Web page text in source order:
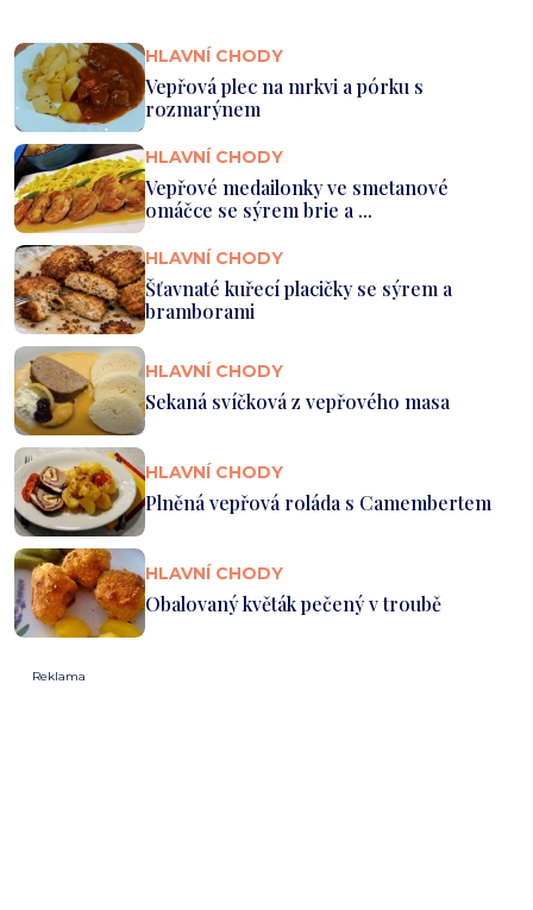
HLAVNÍ CHODY
Vepřová plec na mrkvi a pórku s
rozmarýnem
HLAVNÍ CHODY
Vepřové medailonky ve smetanové
omáčce se sýrem brie a ...
HLAVNÍ CHODY
Šťavnaté kuřecí placičky se sýrem a
bramborami
HLAVNÍ CHODY
Sekaná svíčková z vepřového masa
HLAVNÍ CHODY
Plněná vepřová roláda s Camembertem
HLAVNÍ CHODY
Obalovaný květák pečený v troubě
Reklama